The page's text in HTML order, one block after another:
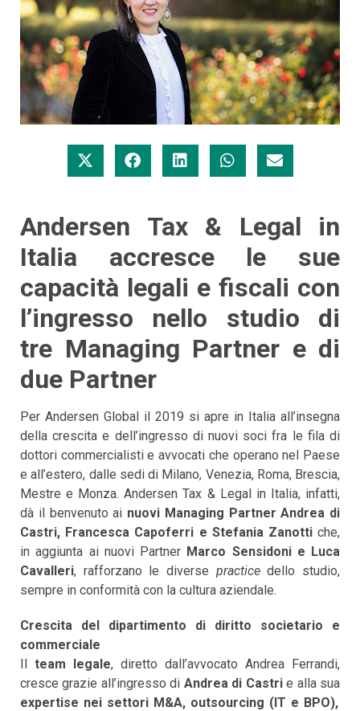
Andersen Tax & Legal in
Italia accresce le sue
capacità legali e fiscali con
l’ingresso nello studio di
tre Managing Partner e di
due Partner
Per Andersen Global il 2019 si apre in Italia all’insegna
della crescita e dell’ingresso di nuovi soci fra le fila di
dottori commercialisti e avvocati che operano nel Paese
e all’estero, dalle sedi di Milano, Venezia, Roma, Brescia,
Mestre e Monza. Andersen Tax & Legal in Italia, infatti,
dà il benvenuto ai nuovi Managing Partner Andrea di
Castri, Francesca Capoferri e Stefania Zanottiche,
in aggiunta ai nuovi Partner Marco Sensidoni e Luca
Cavalleri, rafforzano le diverse practicedello studio,
sempre in conformità con la cultura aziendale.
Crescita del dipartimento di diritto societario e
commerciale
Il team legale, diretto dall’avvocato Andrea Ferrandi,
cresce grazie all’ingresso di Andrea di Castrie alla sua
expertise nei settori M&A, outsourcing (IT e BPO),